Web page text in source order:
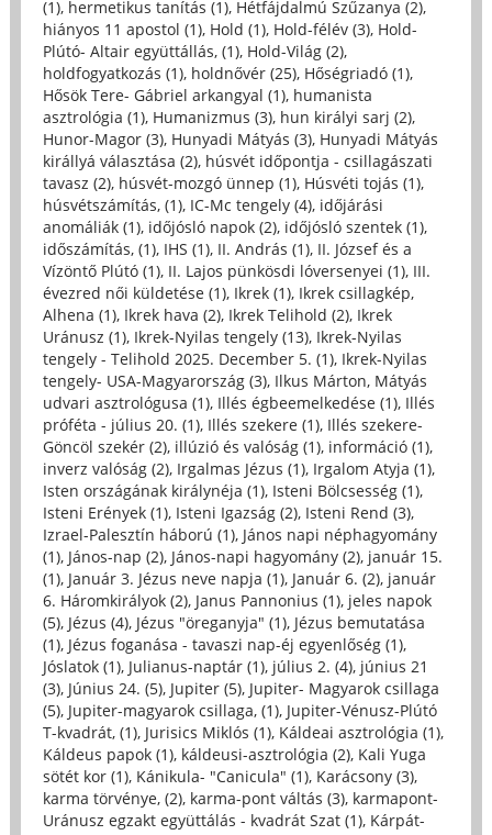
(1), hermetikus tanítás (1), Hétfájdalmú Szűzanya (2),
hiányos 11 apostol (1), Hold (1), Hold-félév (3), Hold-
Plútó- Altair együttállás, (1), Hold-Világ (2),
holdfogyatkozás (1), holdnővér (25), Hőségriadó (1),
Hősök Tere- Gábriel arkangyal (1), humanista
asztrológia (1), Humanizmus (3), hun királyi sarj (2),
Hunor-Magor (3), Hunyadi Mátyás (3), Hunyadi Mátyás
királlyá választása (2), húsvét időpontja - csillagászati
tavasz (2), húsvét-mozgó ünnep (1), Húsvéti tojás (1),
húsvétszámítás, (1), IC-Mc tengely (4), időjárási
anomáliák (1), időjósló napok (2), időjósló szentek (1),
időszámítás, (1), IHS (1), II. András (1), II. József és a
Vízöntő Plútó (1), II. Lajos pünkösdi lóversenyei (1), III.
évezred női küldetése (1), Ikrek (1), Ikrek csillagkép,
Alhena (1), Ikrek hava (2), Ikrek Telihold (2), Ikrek
Uránusz (1), Ikrek-Nyilas tengely (13), Ikrek-Nyilas
tengely - Telihold 2025. December 5. (1), Ikrek-Nyilas
tengely- USA-Magyarország (3), Ilkus Márton, Mátyás
udvari asztrológusa (1), Illés égbeemelkedése (1), Illés
próféta - július 20. (1), Illés szekere (1), Illés szekere-
Göncöl szekér (2), illúzió és valóság (1), információ (1),
inverz valóság (2), Irgalmas Jézus (1), Irgalom Atyja (1),
Isten országának királynéja (1), Isteni Bölcsesség (1),
Isteni Erények (1), Isteni Igazság (2), Isteni Rend (3),
Izrael-Palesztín háború (1), János napi néphagyomány
(1), János-nap (2), János-napi hagyomány (2), január 15.
(1), Január 3. Jézus neve napja (1), Január 6. (2), január
6. Háromkirályok (2), Janus Pannonius (1), jeles napok
(5), Jézus (4), Jézus "öreganyja" (1), Jézus bemutatása
(1), Jézus foganása - tavaszi nap-éj egyenlőség (1),
Jóslatok (1), Julianus-naptár (1), július 2. (4), június 21
(3), Június 24. (5), Jupiter (5), Jupiter- Magyarok csillaga
(5), Jupiter-magyarok csillaga, (1), Jupiter-Vénusz-Plútó
T-kvadrát, (1), Jurisics Miklós (1), Káldeai asztrológia (1),
Káldeus papok (1), káldeusi-asztrológia (2), Kali Yuga
sötét kor (1), Kánikula- "Canicula" (1), Karácsony (3),
karma törvénye, (2), karma-pont váltás (3), karmapont-
Uránusz egzakt együttálás - kvadrát Szat (1), Kárpát-